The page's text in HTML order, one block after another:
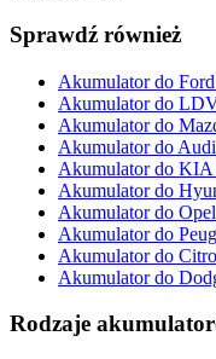
Sprawdź również
Akumulator do
Akumulator do
Akumulator do
Akumulator do
Akumulator do KIA
Akumulator do
Akumulator do
Akumulator do
Akumulator do
Akumulator do
Rodzaje